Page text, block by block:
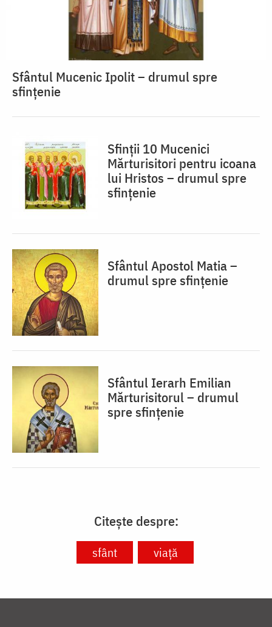
Sfântul Mucenic Ipolit – drumul spre
sfințenie
Sfinții 10 Mucenici
Mărturisitori pentru icoana
lui Hristos – drumul spre
sfințenie
Sfântul Apostol Matia –
drumul spre sfințenie
Sfântul Ierarh Emilian
Mărturisitorul – drumul
spre sfințenie
Citește despre:
sfânt viață